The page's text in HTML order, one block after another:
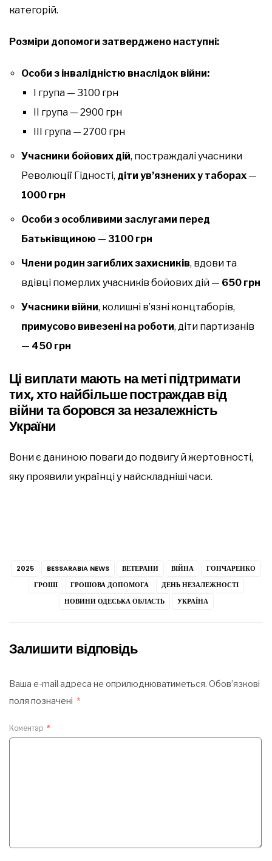
категорій.
Розміри допомоги затверджено наступні:
Особи з інвалідністю внаслідок війни:
І група — 3100 грн
ІІ група — 2900 грн
ІІІ група — 2700 грн
Учасники бойових дій, постраждалі учасники
Революції Гідності, діти ув’язнених у таборах —
1000 грн
Особи з особливими заслугами перед
Батьківщиною — 3100 грн
Члени родин загиблих захисників, вдови та
вдівці померлих учасників бойових дій — 650 грн
Учасники війни, колишні в’язні концтаборів,
примусово вивезені на роботи, діти партизанів
— 450 грн
Ці виплати мають на меті підтримати
тих, хто найбільше постраждав від
війни та боровся за незалежність
України
Вони є даниною поваги до подвигу й жертовності,
яку проявили українці у найскладніші часи.
2025 BESSARABIA NEWS ВЕТЕРАНИ ВІЙНА
ГОНЧАРЕНКО
ГРОШІ
ГРОШОВА ДОПОМОГА
ДЕНЬ НЕЗАЛЕЖНОСТІ
НОВИНИ ОДЕСЬКА ОБЛАСТЬ
УКРАЇНА
Залишити відповідь
Ваша e-mail адреса не оприлюднюватиметься. Обов’язкові
поля позначені *
Коментар *